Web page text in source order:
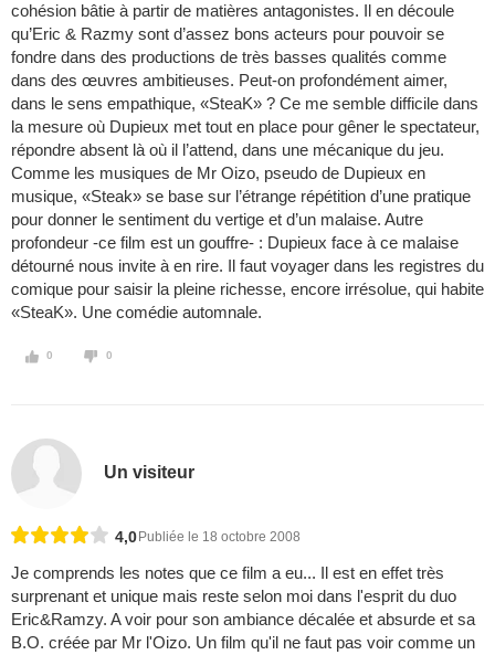
cohésion bâtie à partir de matières antagonistes. Il en découle
qu’Eric & Razmy sont d’assez bons acteurs pour pouvoir se
fondre dans des productions de très basses qualités comme
dans des œuvres ambitieuses. Peut-on profondément aimer,
dans le sens empathique, «SteaK» ? Ce me semble difficile dans
la mesure où Dupieux met tout en place pour gêner le spectateur,
répondre absent là où il l’attend, dans une mécanique du jeu.
Comme les musiques de Mr Oizo, pseudo de Dupieux en
musique, «Steak» se base sur l’étrange répétition d’une pratique
pour donner le sentiment du vertige et d’un malaise. Autre
profondeur -ce film est un gouffre- : Dupieux face à ce malaise
détourné nous invite à en rire. Il faut voyager dans les registres du
comique pour saisir la pleine richesse, encore irrésolue, qui habite
«SteaK». Une comédie automnale.
0 0
Un visiteur
4,0 Publiée le 18 octobre 2008
Je comprends les notes que ce film a eu... Il est en effet très
surprenant et unique mais reste selon moi dans l'esprit du duo
Eric&Ramzy. A voir pour son ambiance décalée et absurde et sa
B.O. créée par Mr l'Oizo. Un film qu'il ne faut pas voir comme un